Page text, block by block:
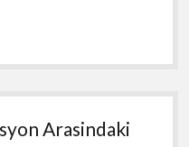
Arasindaki